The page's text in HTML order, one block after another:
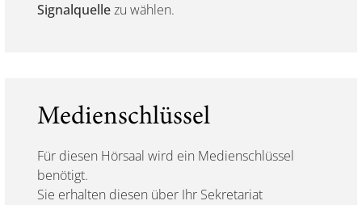
Signalquellezu wählen.
Medienschlüssel
Für diesen Hörsaal wird ein Medienschlüssel
benötigt.
Sie erhalten diesen über Ihr Sekretariat